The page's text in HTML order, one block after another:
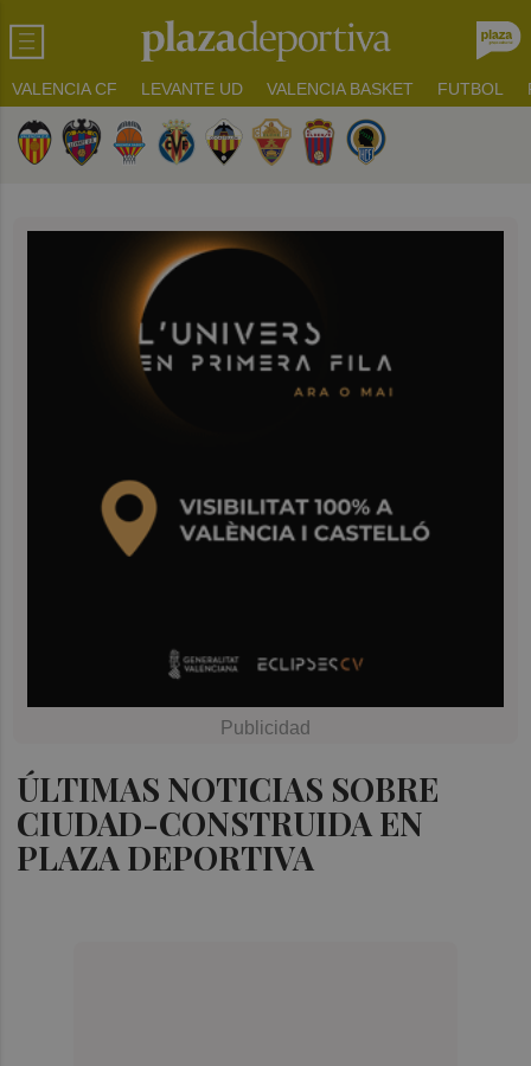
VALENCIA CF LEVANTE UD VALENCIA BASKET FUTBOL
ÚLTIMAS NOTICIAS SOBRE
CIUDAD-CONSTRUIDA EN
PLAZA DEPORTIVA